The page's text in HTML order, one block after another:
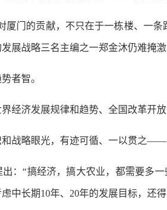
门的贡献，不只在于一栋楼、一条
展战略三名主编之一郑金沐仍难掩激
者智。
济发展规律和趋势、全国改革开放
战略眼光，有迹可循、一以贯之——
“搞经济，搞大农业，都需要多一
中长期10年、20年的发展目标，还